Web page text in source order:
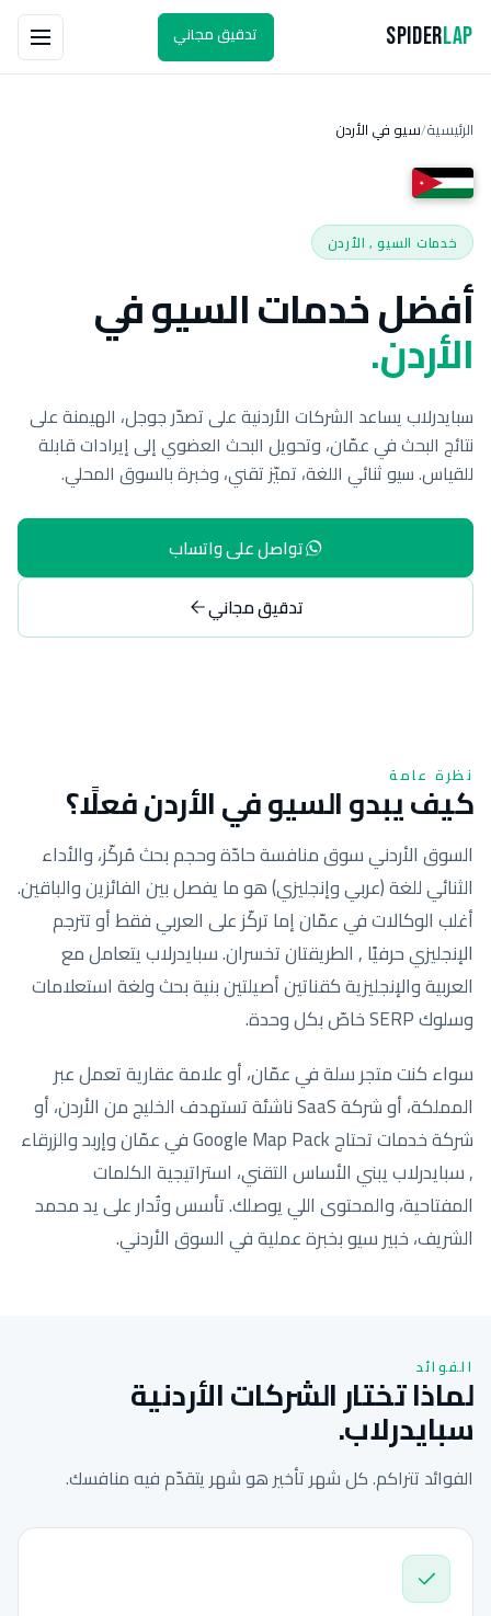
SpiderLap تدقيق مجاني
الرئيسية/سيو في الأردن
خدمات السيو , الأردن
أفضل خدمات السيو في
الأردن.
سبايدرلاب يساعد الشركات الأردنية على تصدّر جوجل، الهيمنة على
نتائج البحث في عمّان، وتحويل البحث العضوي إلى إيرادات قابلة
للقياس. سيو ثنائي اللغة، تميّز تقني، وخبرة بالسوق المحلي.
تواصل على واتساب
تدقيق مجاني
نظرة عامة
كيف يبدو السيو في الأردن فعلًا؟
السوق الأردني سوق منافسة حادّة وحجم بحث مُركّز، والأداء
الثنائي للغة (عربي وإنجليزي) هو ما يفصل بين الفائزين والباقين.
أغلب الوكالات في عمّان إما تركّز على العربي فقط أو تترجم
الإنجليزي حرفيًا , الطريقتان تخسران. سبايدرلاب يتعامل مع
العربية والإنجليزية كقناتين أصيلتين بنية بحث ولغة استعلامات
وسلوك SERP خاصّ بكل وحدة.
سواء كنت متجر سلة في عمّان، أو علامة عقارية تعمل عبر
المملكة، أو شركة SaaS ناشئة تستهدف الخليج من الأردن، أو
شركة خدمات تحتاج Google Map Pack في عمّان وإربد والزرقاء
, سبايدرلاب يبني الأساس التقني، استراتيجية الكلمات
المفتاحية، والمحتوى اللي يوصلك. تأسس وتُدار على يد محمد
الشريف، خبير سيو بخبرة عملية في السوق الأردني.
الفوائد
لماذا تختار الشركات الأردنية
سبايدرلاب.
الفوائد تتراكم. كل شهر تأخير هو شهر يتقدّم فيه منافسك.